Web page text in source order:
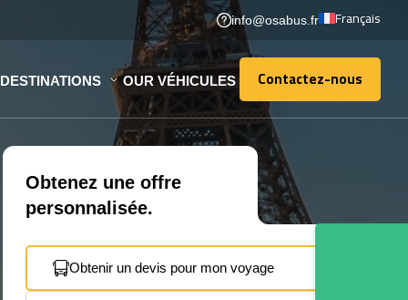
info@osabus.fr Français
DESTINATIONS OUR VÉHICULES Contactez-nous
Contactez-nous
Obtenez une offre
personnalisée.
Obtenir un devis pour mon voyage